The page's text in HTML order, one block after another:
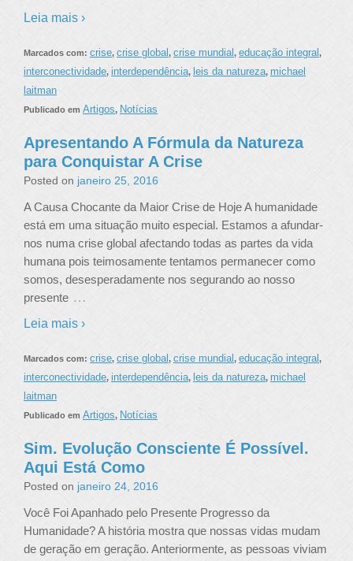
Leia mais ›
Marcados com: crise, crise global, crise mundial, educação integral,
interconectividade, interdependência, leis da natureza, michael
laitman
Publicado em Artigos, Notícias
Apresentando A Fórmula da Natureza
para Conquistar A Crise
Posted on janeiro 25, 2016
A Causa Chocante da Maior Crise de Hoje A humanidade
está em uma situação muito especial. Estamos a afundar-
nos numa crise global afectando todas as partes da vida
humana pois teimosamente tentamos permanecer como
somos, desesperadamente nos segurando ao nosso
presente …
Leia mais ›
Marcados com: crise, crise global, crise mundial, educação integral,
interconectividade, interdependência, leis da natureza, michael
laitman
Publicado em Artigos, Notícias
Sim. Evolução Consciente É Possível.
Aqui Está Como
Posted on janeiro 24, 2016
Você Foi Apanhado pelo Presente Progresso da
Humanidade? A história mostra que nossas vidas mudam
de geração em geração. Anteriormente, as pessoas viviam